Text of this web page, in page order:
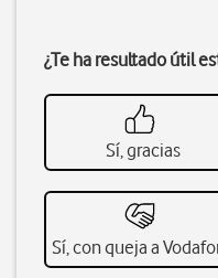
¿Te ha resultado útil
Sí, gracias
Sí, con queja a